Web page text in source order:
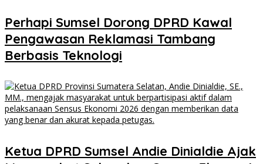
Perhapi Sumsel Dorong DPRD Kawal
Pengawasan Reklamasi Tambang
Berbasis Teknologi
Ketua DPRD Sumsel Andie Dinialdie Ajak